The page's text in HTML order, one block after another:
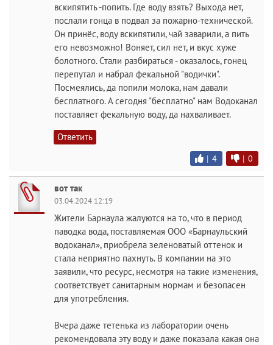
вскипятить -попить. Где воду взять? Выхода нет,
послали гонца в подвал за пожарно-технической.
Он принёс, воду вскипятили, чай заварили, а пить
его невозможно! Воняет, сил нет, и вкус хуже
болотного. Стали разбираться - оказалось, гонец
перепутал и набрал фекальной "водички".
Посмеялись, да попили молока, нам давали
бесплатного. А сегодня "бесплатно" нам Водоканал
поставляет фекальную воду, да нахваливает.
Ответить
| 4 | 0
вот так
03.04.2024 12:19
Жители Барнаула жалуются на то, что в период
паводка вода, поставляемая ООО «Барнаульский
водоканал», приобрела зеленоватый оттенок и
стала неприятно пахнуть. В компании на это
заявили, что ресурс, несмотря на такие изменения,
соответствует санитарным нормам и безопасен
для употребления.
Вчера даже тетенька из лаборатории очень
рекомендовала эту воду и даже показала какая она